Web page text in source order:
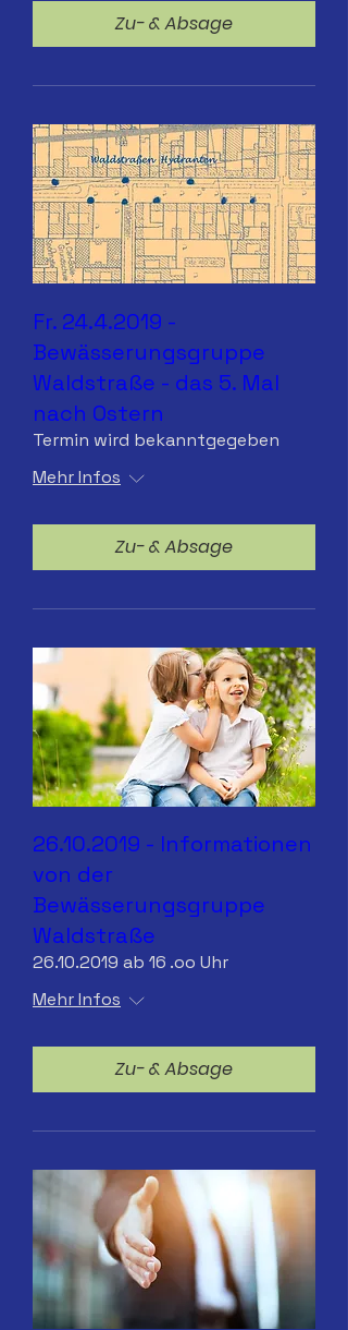
Zu- & Absage
Fr. 24.4.2019 -
Bewässerungsgruppe
Waldstraße - das 5. Mal
nach Ostern
Termin wird bekanntgegeben
Mehr Infos
Zu- & Absage
26.10.2019 - Informationen
von der
Bewässerungsgruppe
Waldstraße
26.10.2019 ab 16 .oo Uhr
Mehr Infos
Zu- & Absage